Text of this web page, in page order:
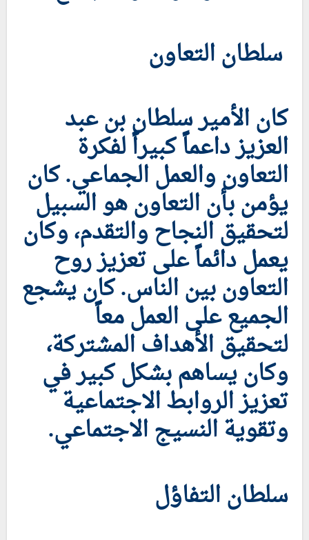
سلطان التعاون
كان الأمير سلطان بن عبد
العزيز داعماً كبيراً لفكرة
التعاون والعمل الجماعي. كان
يؤمن بأن التعاون هو السبيل
لتحقيق النجاح والتقدم، وكان
يعمل دائماً على تعزيز روح
التعاون بين الناس. كان يشجع
الجميع على العمل معاً
لتحقيق الأهداف المشتركة،
وكان يساهم بشكل كبير في
تعزيز الروابط الاجتماعية
وتقوية النسيج الاجتماعي.
سلطان التفاؤل